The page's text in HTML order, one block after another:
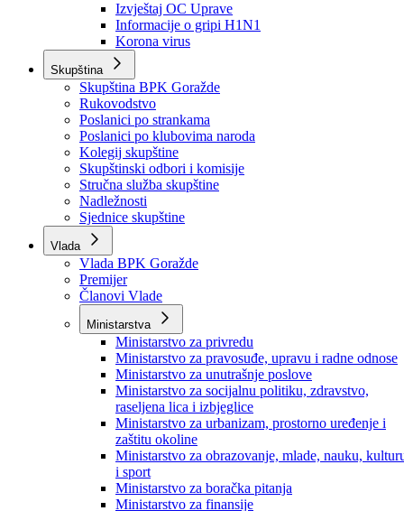
Obavještenja Vlade
Izvještajno prognozna služba Ministarstva privrede
Izvještaj o radu
Izvještaj OC Uprave
Informacije o gripi H1N1
Korona virus
Skupština
Skupština BPK Goražde
Rukovodstvo
Poslanici po strankama
Poslanici po klubovima naroda
Kolegij skupštine
Skupštinski odbori i komisije
Stručna služba skupštine
Nadležnosti
Sjednice skupštine
Vlada
Vlada BPK Goražde
Premijer
Članovi Vlade
Ministarstva
Ministarstvo za privredu
Ministarstvo za pravosuđe, upravu i radne odnose
Ministarstvo za unutrašnje poslove
Ministarstvo za socijalnu politiku, zdravstvo,
raseljena lica i izbjeglice
Ministarstvo za urbanizam, prostorno uređenje i
zaštitu okoline
Ministarstvo za obrazovanje, mlade, nauku,